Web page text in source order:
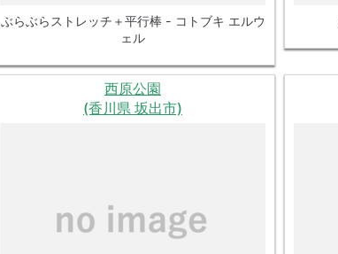
ぶらぶらストレッチ＋平行棒 - コトブキ エルウ
ェル
西原公園
(香川県 坂出市)